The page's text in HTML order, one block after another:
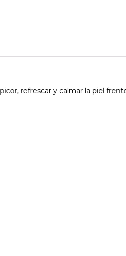
refrescar y calmar la piel